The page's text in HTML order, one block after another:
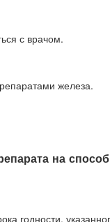
с врачом.
железа.
на
годности,